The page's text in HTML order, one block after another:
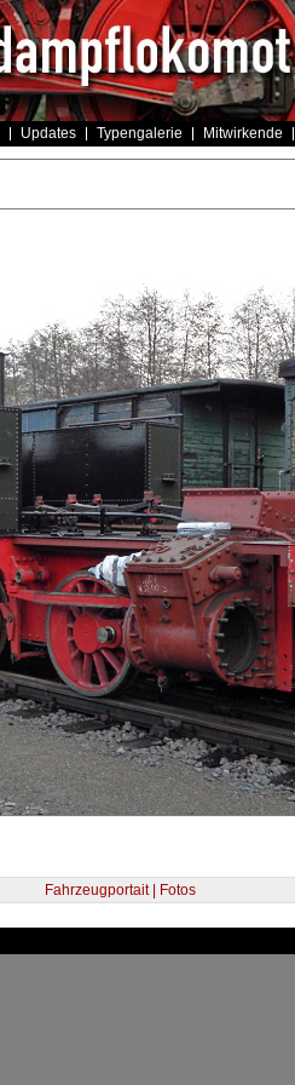
Updates Typengalerie Mitwirkende
Fahrzeugportait | Fotos